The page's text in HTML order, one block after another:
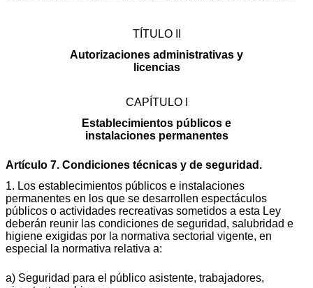
TÍTULO II
Autorizaciones administrativas y
licencias
CAPÍTULO I
Establecimientos públicos e
instalaciones permanentes
Artículo 7. Condiciones técnicas y de seguridad.
1. Los establecimientos públicos e instalaciones
permanentes en los que se desarrollen espectáculos
públicos o actividades recreativas sometidos a esta Ley
deberán reunir las condiciones de seguridad, salubridad e
higiene exigidas por la normativa sectorial vigente, en
especial la normativa relativa a:
a) Seguridad para el público asistente, trabajadores,